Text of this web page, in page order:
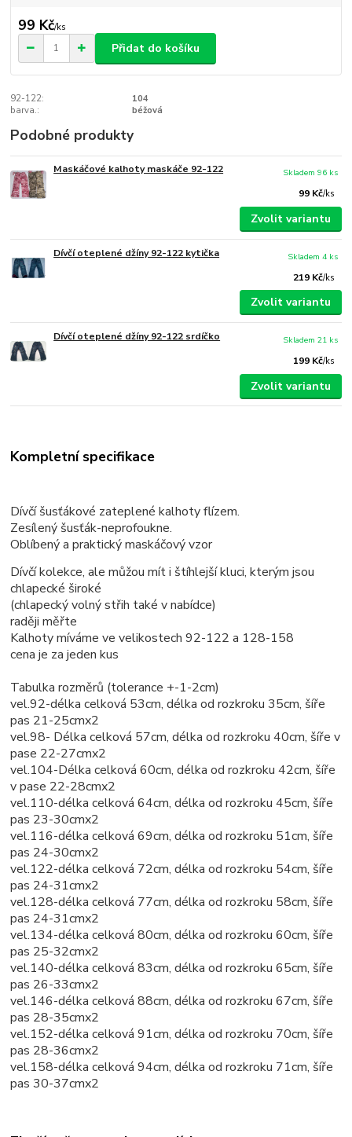
99 Kč/ks
Přidat do košíku
92-122:
104
barva.:
béžová
Podobné produkty
Maskáčové kalhoty maskáče 92-122
99 Kč/ks
Skladem 96 ks
Zvolit variantu
Dívčí oteplené džíny 92-122 kytička
219 Kč/ks
Skladem 4 ks
Zvolit variantu
Dívčí oteplené džíny 92-122 srdíčko
199 Kč/ks
Skladem 21 ks
Zvolit variantu
Kompletní specifikace
Dívčí šusťákové zateplené kalhoty flízem.
Zesílený šusťák-neprofoukne.
Oblíbený a praktický maskáčový vzor
Dívčí kolekce, ale můžou mít i štíhlejší kluci, kterým jsou
chlapecké široké
(chlapecký volný střih také v nabídce)
raději měřte
Kalhoty míváme ve velikostech 92-122 a 128-158
cena je za jeden kus
Tabulka rozměrů (tolerance +-1-2cm)
vel.92-délka celková 53cm, délka od rozkroku 35cm, šíře
pas 21-25cmx2
vel.98- Délka celková 57cm, délka od rozkroku 40cm, šíře v
pase 22-27cmx2
vel.104-Délka celková 60cm, délka od rozkroku 42cm, šíře
v pase 22-28cmx2
vel.110-délka celková 64cm, délka od rozkroku 45cm, šíře
pas 23-30cmx2
vel.116-délka celková 69cm, délka od rozkroku 51cm, šíře
pas 24-30cmx2
vel.122-délka celková 72cm, délka od rozkroku 54cm, šíře
pas 24-31cmx2
vel.128-délka celková 77cm, délka od rozkroku 58cm, šíře
pas 24-31cmx2
vel.134-délka celková 80cm, délka od rozkroku 60cm, šíře
pas 25-32cmx2
vel.140-délka celková 83cm, délka od rozkroku 65cm, šíře
pas 26-33cmx2
vel.146-délka celková 88cm, délka od rozkroku 67cm, šíře
pas 28-35cmx2
vel.152-délka celková 91cm, délka od rozkroku 70cm, šíře
pas 28-36cmx2
vel.158-délka celková 94cm, délka od rozkroku 71cm, šíře
pas 30-37cmx2